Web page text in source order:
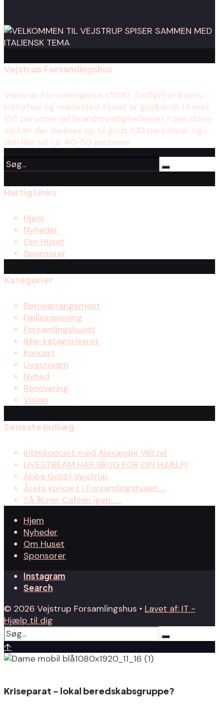
Vejstrup Forsamlingshus
Vejstrup Forsamlingshus (5882, Sydfyn) er byens
kulturhus og mødested. Huset er godkendt til max.
150 personer (af brandmyndighederne). I den store
sal kan der dækkes op til godt 100 personser, og i
den lille sal ca. 40-50 personer.
Hurtig Links
Hjem
Nyheder
Om Huset
Sponsorer
Kategorier
Børnearrangement
Fællesspisning
Forsamlingshuset
Ikke-kategoriseret
Koncert
Livestream
Nyhed
Renovering
Vision
Seneste indlæg
Intimkoncert med Alexander Witzel
LIVESTREAM HAR BRUG FOR DIN HJÆLP!
Abba Gold i Vejstrup
Årets koncert i Forsamlingshuset…..
Så åbner Caféen igen…….
Hjem
Nyheder
Om Huset
Sponsorer
Instagram
Search
© 2026 Vejstrup Forsamlingshus • Lavet af: IT -
Hjælp til dig
↑
Kriseparat - lokal beredskabsgruppe?